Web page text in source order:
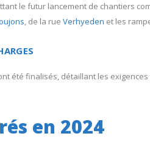
le futur lancement de chantiers
, de la rue Verhyeden et les
été finalisés, détaillant les
en 2024